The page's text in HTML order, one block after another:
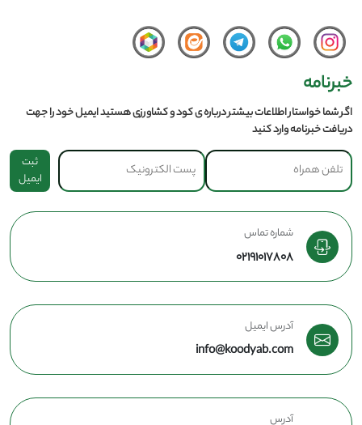
خبرنامه
اگر شما خواستار اطلاعات بیشتر درباره ی کود و کشاورزی هستید ایمیل خود را جهت
دریافت خبرنامه وارد کنید
ثبت
ایمیل
شماره تماس
02191017808
آدرس ایمیل
info@koodyab.com
آدرس